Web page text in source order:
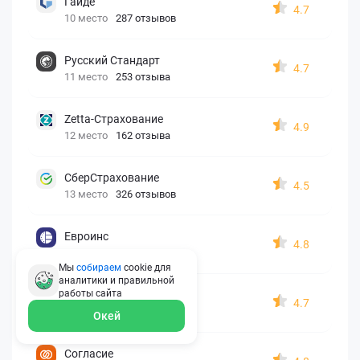
10 место 287 отзывов
4.7
Русский Стандарт
11 место 253 отзыва
4.7
Zetta-Страхование
12 место 162 отзыва
4.9
СберСтрахование
13 место 326 отзывов
4.5
Евроинс
4.8
АК БАРС
15 место 210 отзывов
4.7
Согласие
Мы собираем cookie для
аналитики и правильной
работы сайта
Окей